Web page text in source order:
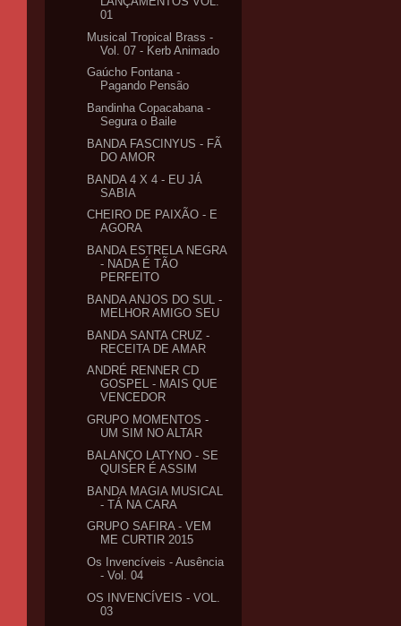
01
Musical Tropical Brass -
Vol. 07 - Kerb Animado
Gaúcho Fontana -
Pagando Pensão
Bandinha Copacabana -
Segura o Baile
BANDA FASCINYUS - FÃ
DO AMOR
BANDA 4 X 4 - EU JÁ
SABIA
CHEIRO DE PAIXÃO - E
AGORA
BANDA ESTRELA NEGRA
- NADA É TÃO
PERFEITO
BANDA ANJOS DO SUL -
MELHOR AMIGO SEU
BANDA SANTA CRUZ -
RECEITA DE AMAR
ANDRÉ RENNER CD
GOSPEL - MAIS QUE
VENCEDOR
GRUPO MOMENTOS -
UM SIM NO ALTAR
BALANÇO LATYNO - SE
QUISER É ASSIM
BANDA MAGIA MUSICAL
- TÁ NA CARA
GRUPO SAFIRA - VEM
ME CURTIR 2015
Os Invencíveis - Ausência
- Vol. 04
OS INVENCÍVEIS - VOL.
03